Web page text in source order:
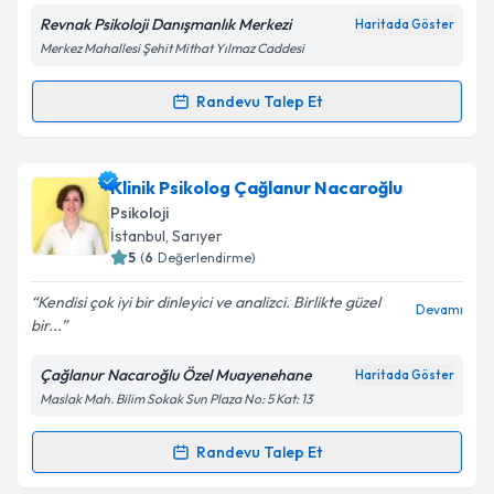
Kişisel verilerimin işlenmesine ilişkin
Metni'ni okudum ve kişisel verilerimin belirtilen
Takvim Talebini Gönder
Revnak Psikoloji Danışmanlık Merkezi Haritada Göster
Merkez Mahallesi Şehit Mithat Yılmaz Caddesi
Randevu Talep Et
Randevu Takvimi Talebi
Uzm. Psk. Çağla Kaviçin randevu takvimi talebi
oluşturun. Size bu uzmandan randevu almanız için bir
takvim hazırlandığında e-posta ile bilgilendireceğiz.
Kişisel verilerimin işlenmesine ilişkin
Aydınlatma
Metni'ni okudum ve kişisel verilerimin belirtilen
kapsamda işlenmesini kabul ediyorum.
Klinik Psikolog Çağlanur Nacaroğlu
Psikoloji
İstanbul, Sarıyer
5 (6 Değerlendirme)
Kendisi çok iyi bir dinleyici ve analizci. Birlikte güzel
bir...
Devamı
Çağlanur Nacaroğlu Özel Muayenehane Haritada Göster
Maslak Mah. Bilim Sokak Sun Plaza No: 5 Kat: 13
Randevu Talep Et
Randevu Takvimi Talebi